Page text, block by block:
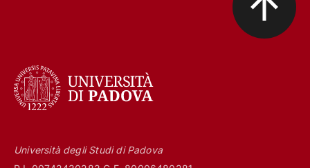
Università degli Studi di Padova